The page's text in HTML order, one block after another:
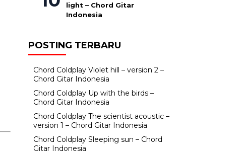
light – Chord Gitar
Indonesia
POSTING TERBARU
Chord Coldplay Violet hill – version 2 –
Chord Gitar Indonesia
Chord Coldplay Up with the birds –
Chord Gitar Indonesia
Chord Coldplay The scientist acoustic –
version 1 – Chord Gitar Indonesia
Chord Coldplay Sleeping sun – Chord
Gitar Indonesia